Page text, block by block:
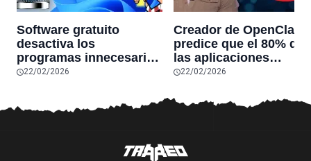
Software gratuito
desactiva los
programas innecesarios
de Windows 11 y
reduciendo el uso de la
RAM y mucho más
22/02/2026
Creador de OpenClaw
predice que el 80% de
las aplicaciones
actuales
sobrevivirán las
aplicaciones con
hardware
22/02/2026